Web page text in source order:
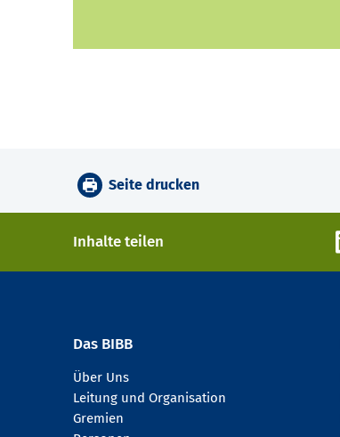
Seite drucken
Inhalte teilen
Das BIBB
Über Uns
Leitung und Organisation
Gremien